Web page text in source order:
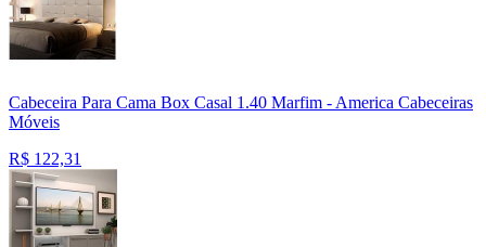
Cabeceira Para Cama Box Casal 1.40 Marfim - America Cabeceiras
Móveis
R$ 122,31